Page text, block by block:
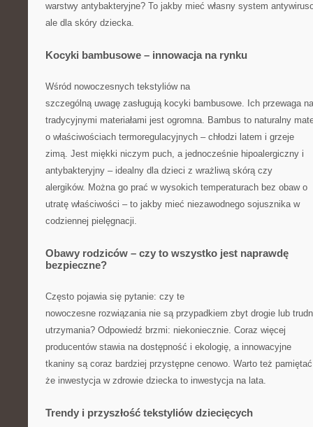
warstwy antybakteryjne? To jakby mieć własny system
ale dla skóry dziecka.
Kocyki bambusowe – innowacja na rynku
Wśród nowoczesnych tekstyliów na
szczególną uwagę zasługują kocyki bambusowe. Ich przewaga
tradycyjnymi materiałami jest ogromna. Bambus to naturalny
o właściwościach termoregulacyjnych – chłodzi latem i grzeje
zimą. Jest miękki niczym puch, a jednocześnie hipoalergiczny i
antybakteryjny – idealny dla dzieci z wrażliwą skórą czy
alergików. Można go prać w wysokich temperaturach bez obaw o
utratę właściwości – to jakby mieć niezawodnego sojusznika w
codziennej pielęgnacji.
Obawy rodziców – czy to wszystko jest naprawdę
bezpieczne?
Często pojawia się pytanie: czy te
nowoczesne rozwiązania nie są przypadkiem zbyt drogie lub
utrzymania? Odpowiedź brzmi: niekoniecznie. Coraz więcej
producentów stawia na dostępność i ekologię, a innowacyjne
tkaniny są coraz bardziej przystępne cenowo. Warto też
że inwestycja w zdrowie dziecka to inwestycja na lata.
Trendy i przyszłość tekstyliów dziecięcych